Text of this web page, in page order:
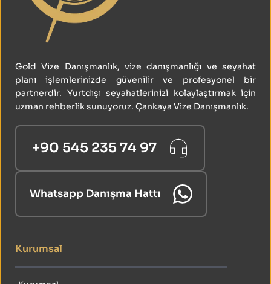
Gold Vize Danışmanlık, vize danışmanlığı ve seyahat
planı işlemlerinizde güvenilir ve profesyonel bir
partnerdir. Yurtdışı seyahatlerinizi kolaylaştırmak için
uzman rehberlik sunuyoruz. Çankaya Vize Danışmanlık.
+90 545 235 74 97
Whatsapp Danışma Hattı
Kurumsal